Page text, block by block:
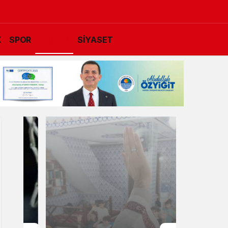
SPOR SİYASET